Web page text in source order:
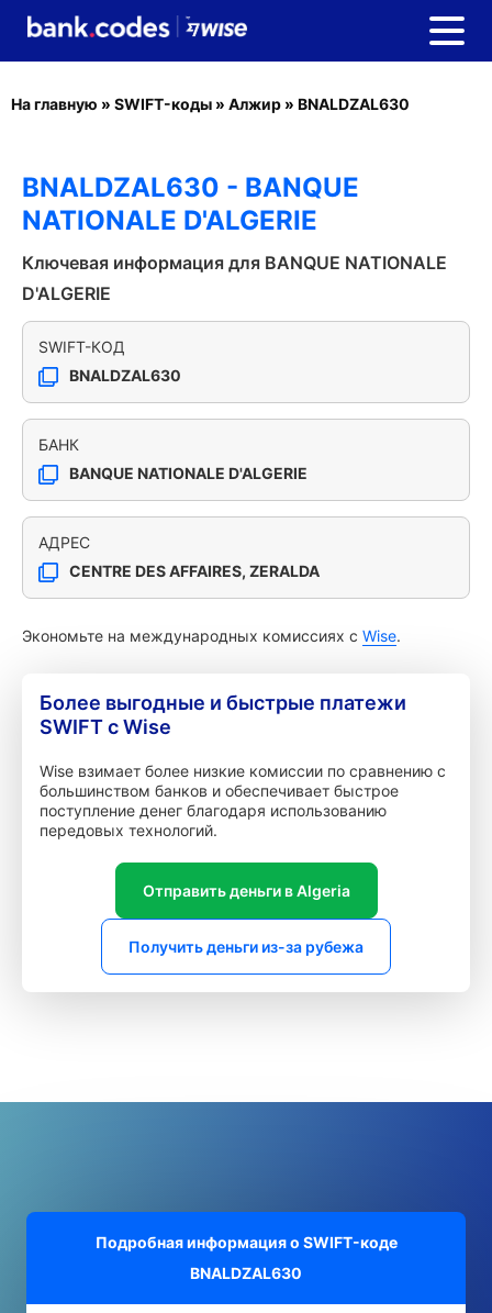
На главную » SWIFT-коды » Алжир » BNALDZAL630
BNALDZAL630 - BANQUE
NATIONALE D'ALGERIE
Ключевая информация для BANQUE NATIONALE
D'ALGERIE
SWIFT-КОД
BNALDZAL630
БАНК
BANQUE NATIONALE D'ALGERIE
АДРЕС
CENTRE DES AFFAIRES, ZERALDA
Экономьте на международных комиссиях с Wise.
Более выгодные и быстрые платежи
SWIFT с Wise
Wise взимает более низкие комиссии по сравнению с
большинством банков и обеспечивает быстрое
поступление денег благодаря использованию
передовых технологий.
Отправить деньги в Algeria
Получить деньги из-за рубежа
Подробная информация о SWIFT-коде
BNALDZAL630